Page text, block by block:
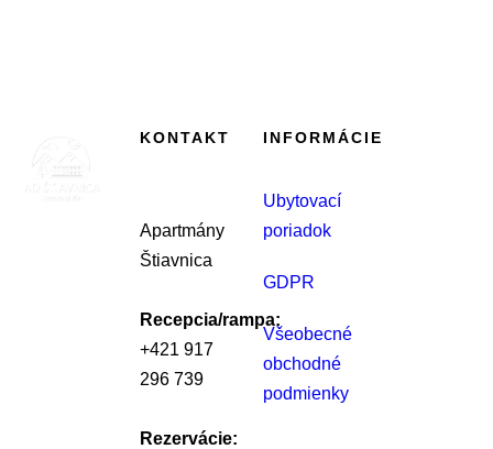
KONTAKT
Apartmány
Štiavnica
Recepcia/rampa:
+421 917
296 739
Rezervácie:
INFORMÁCIE
Ubytovací
poriadok
GDPR
Všeobecné
obchodné
podmienky